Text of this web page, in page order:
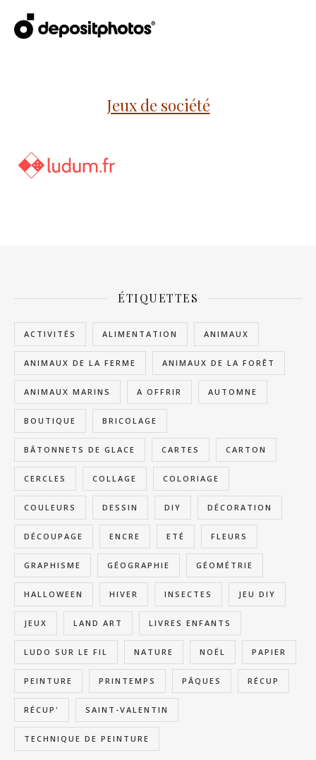
Jeux de société
ÉTIQUETTES
ACTIVITÉS ALIMENTATION ANIMAUX
ANIMAUX DE LA FERME ANIMAUX DE LA FORÊT
ANIMAUX MARINS A OFFRIR AUTOMNE
BOUTIQUE BRICOLAGE
BÂTONNETS DE GLACE CARTES CARTON
CERCLES COLLAGE COLORIAGE
COULEURS DESSIN DIY DÉCORATION
DÉCOUPAGE ENCRE ETÉ FLEURS
GRAPHISME GÉOGRAPHIE GÉOMÉTRIE
HALLOWEEN HIVER INSECTES JEU DIY
JEUX LAND ART LIVRES ENFANTS
LUDO SUR LE FIL NATURE NOËL PAPIER
PEINTURE PRINTEMPS PÂQUES RÉCUP
RÉCUP' SAINT-VALENTIN
TECHNIQUE DE PEINTURE